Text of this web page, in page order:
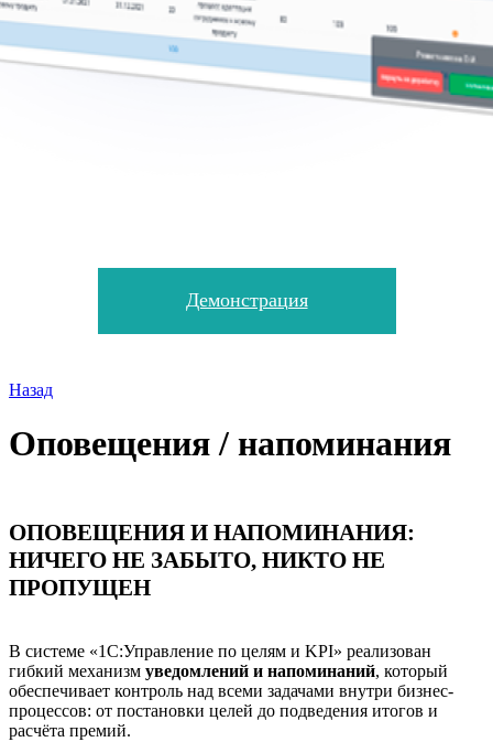
Демонстрация
Назад
Оповещения / напоминания
ОПОВЕЩЕНИЯ И НАПОМИНАНИЯ:
НИЧЕГО НЕ ЗАБЫТО, НИКТО НЕ
ПРОПУЩЕН
В системе «1С:Управление по целям и KPI» реализован
гибкий механизм уведомлений и напоминаний, который
обеспечивает контроль над всеми задачами внутри бизнес-
процессов: от постановки целей до подведения итогов и
расчёта премий.